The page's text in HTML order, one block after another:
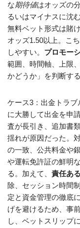
な期待値はオッズの
るいはマイナスに沈
無料ベット形式は賭
オッズ1.50以上。こ
しやすい。 プロモー
範囲、時間軸、上限
かどうか」を判断す
ケース3：出金トラ
に大勝して出金を申
査が長引き、追加書
揺れが原因だった。
の一致、公共料金や
や運転免許証の鮮明
る。加えて、 責任あ
除、セッション時間
定と資金管理の徹底
げを避けるため、事
し、ベットスリップ